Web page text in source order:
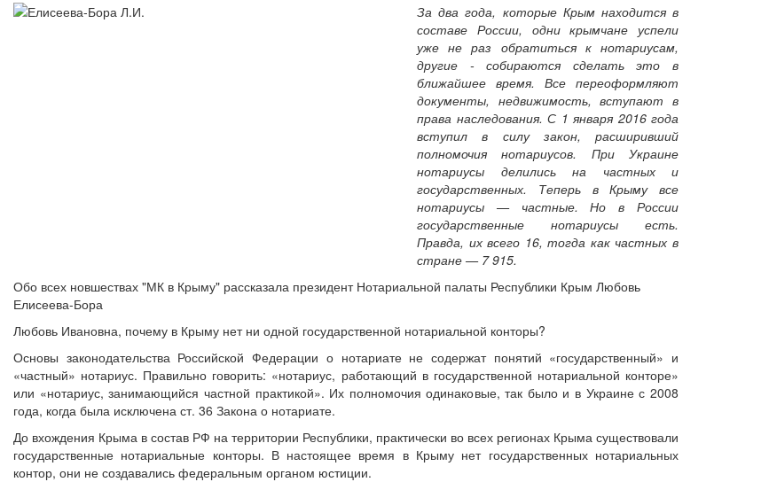
За два года, которые Крым находится в
составе России, одни крымчане успели
уже не раз обратиться к нотариусам,
другие - собираются сделать это в
ближайшее время. Все переоформляют
документы, недвижимость, вступают в
права наследования. С 1 января 2016 года
вступил в силу закон, расширивший
полномочия нотариусов. При Украине
нотариусы делились на частных и
государственных. Теперь в Крыму все
нотариусы — частные. Но в России
государственные нотариусы есть.
Правда, их всего 16, тогда как частных в
стране — 7 915.
Обо всех новшествах "МК в Крыму" рассказала президент Нотариальной палаты Республики Крым Любовь
Елисеева-Бора
Любовь Ивановна, почему в Крыму нет ни одной государственной нотариальной конторы?
Основы законодательства Российской Федерации о нотариате не содержат понятий «государственный» и
«частный» нотариус. Правильно говорить: «нотариус, работающий в государственной нотариальной конторе»
или «нотариус, занимающийся частной практикой». Их полномочия одинаковые, так было и в Украине с 2008
года, когда была исключена ст. 36 Закона о нотариате.
До вхождения Крыма в состав РФ на территории Республики, практически во всех регионах Крыма существовали
государственные нотариальные конторы. В настоящее время в Крыму нет государственных нотариальных
контор, они не создавались федеральным органом юстиции.